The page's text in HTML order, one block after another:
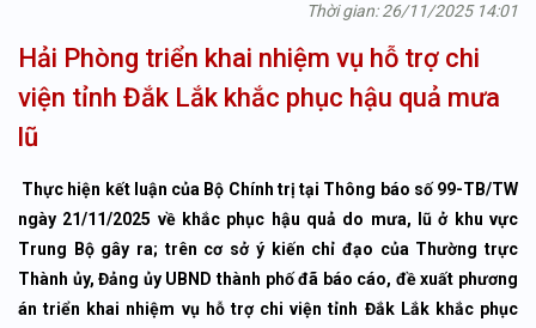
Thời gian: 26/11/2025 14:01
Hải Phòng triển khai nhiệm vụ hỗ trợ chi
viện tỉnh Đắk Lắk khắc phục hậu quả mưa
lũ
Thực hiện kết luận của Bộ Chính trị tại Thông báo số 99-TB/TW
ngày 21/11/2025 về khắc phục hậu quả do mưa, lũ ở khu vực
Trung Bộ gây ra; trên cơ sở ý kiến chỉ đạo của Thường trực
Thành ủy, Đảng ủy UBND thành phố đã báo cáo, đề xuất phương
án triển khai nhiệm vụ hỗ trợ chi viện tỉnh Đắk Lắk khắc phục